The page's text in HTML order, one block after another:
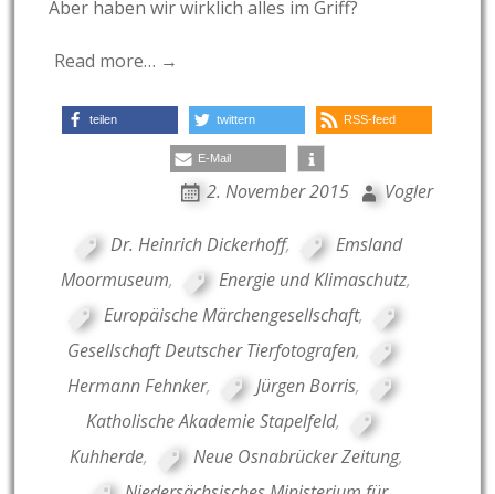
Aber haben wir wirklich alles im Griff?
Read more… →
teilen twittern RSS-feed
E-Mail
2. November 2015 Vogler
Dr. Heinrich Dickerhoff,
Emsland
Moormuseum, Energie und Klimaschutz,
Europäische Märchengesellschaft,
Gesellschaft Deutscher Tierfotografen,
Hermann Fehnker, Jürgen Borris,
Katholische Akademie Stapelfeld,
Kuhherde, Neue Osnabrücker Zeitung,